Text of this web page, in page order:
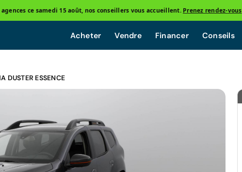
ce samedi 15 août, nos conseillers vous accueillent. Prenez rendez-vous
Acheter Vendre Financer Conseils
DUSTER ESSENCE